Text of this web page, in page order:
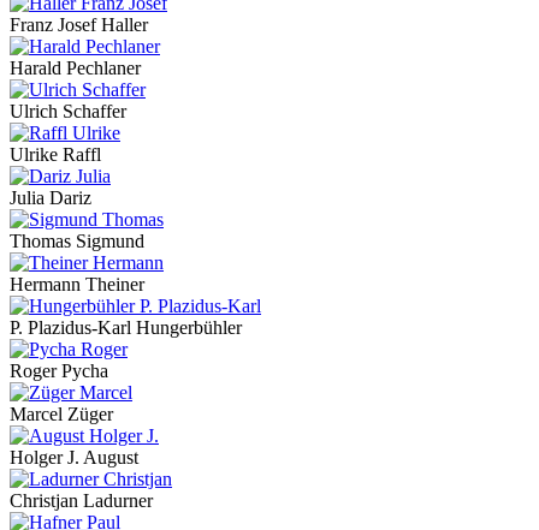
Franz Josef Haller
Harald Pechlaner
Ulrich Schaffer
Ulrike Raffl
Julia Dariz
Thomas Sigmund
Hermann Theiner
P. Plazidus-Karl Hungerbühler
Roger Pycha
Marcel Züger
Holger J. August
Christjan Ladurner